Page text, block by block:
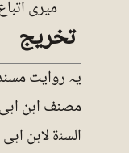
میری
تخریج
یہ روایت
مصنف ابن ابی
السنۃ لابن